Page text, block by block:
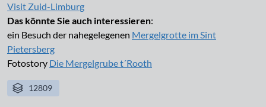
Visit Zuid-Limburg
Das könnte Sie auch interessieren:
ein Besuch der nahegelegenen Mergelgrotte im Sint
Pietersberg
Fotostory Die Mergelgrube t´Rooth
12809